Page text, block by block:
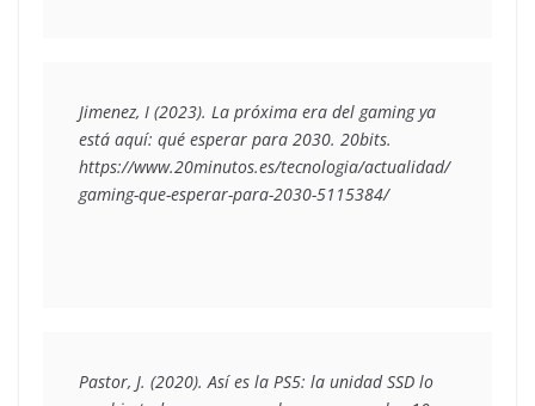
Jimenez, I (2023). La próxima era del gaming ya
está aquí: qué esperar para 2030. 20bits.
https://www.20minutos.es/tecnologia/actualidad/
gaming-que-esperar-para-2030-5115384/
Pastor, J. (2020). Así es la PS5: la unidad SSD lo